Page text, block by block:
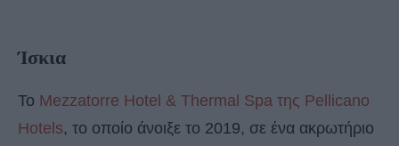
Ίσκια
Το Mezzatorre Hotel & Thermal Spa της Pellicano
Hotels, το οποίο άνοιξε το 2019, σε ένα ακρωτήριο